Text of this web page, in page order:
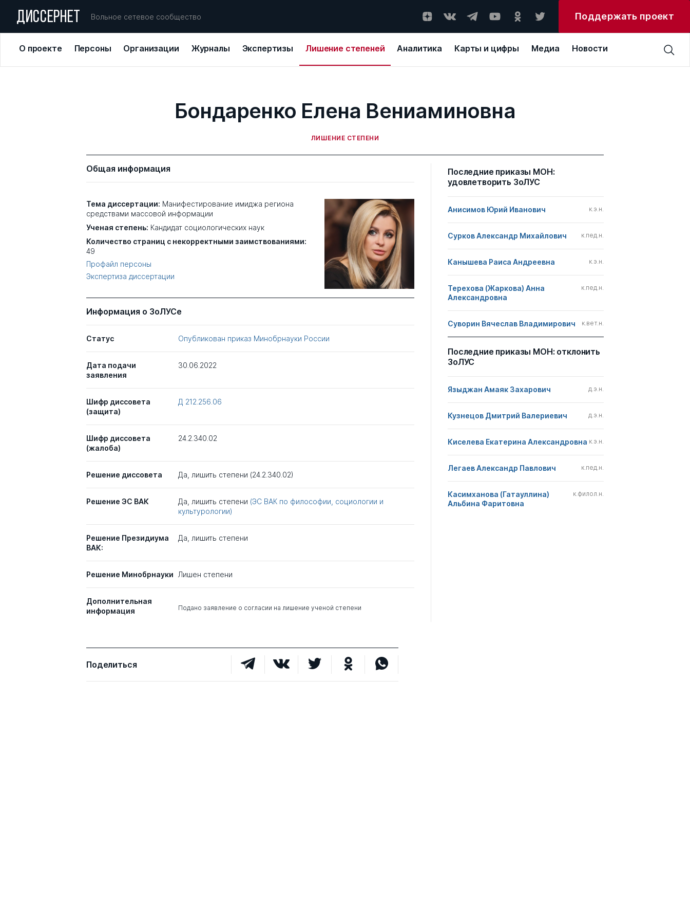
ДИССЕРНЕТ Вольное сетевое сообщество Поддержать проект
О проекте Персоны Организации Журналы Экспертизы Лишение степеней Аналитика Карты и цифры Медиа Новости
Бондаренко Елена Вениаминовна
ЛИШЕНИЕ СТЕПЕНИ
Общая информация
Тема диссертации: Манифестирование имиджа региона
средствами массовой информации
Ученая степень: Кандидат социологических наук
Количество страниц с некорректными заимствованиями:
49
Профайл персоны
Экспертиза диссертации
Информация о ЗоЛУСе
Статус Опубликован приказ Минобрнауки России
Дата подачи
заявления
30.06.2022
Шифр диссовета
(защита)
Д 212.256.06
Шифр диссовета
(жалоба)
24.2.340.02
Решение диссовета Да, лишить степени (24.2.340.02)
Решение ЭС ВАК Да, лишить степени (ЭС ВАК по философии, социологии и
культурологии)
Решение Президиума
ВАК:
Да, лишить степени
Решение Минобрнауки Лишен степени
Дополнительная
информация
Подано заявление о согласии на лишение ученой степени
Поделиться
Последние приказы МОН:
удовлетворить ЗоЛУС
Анисимов Юрий Иванович к.э.н.
Сурков Александр Михайлович к.пед.н.
Канышева Раиса Андреевна к.э.н.
Терехова (Жаркова) Анна
Александровна
к.пед.н.
Суворин Вячеслав Владимирович к.вет.н.
Последние приказы МОН: отклонить
ЗоЛУС
Языджан Амаяк Захарович д.э.н.
Кузнецов Дмитрий Валериевич д.э.н.
Киселева Екатерина Александровна к.э.н.
Легаев Александр Павлович к.пед.н.
Касимханова (Гатауллина)
Альбина Фаритовна
к.филол.н.